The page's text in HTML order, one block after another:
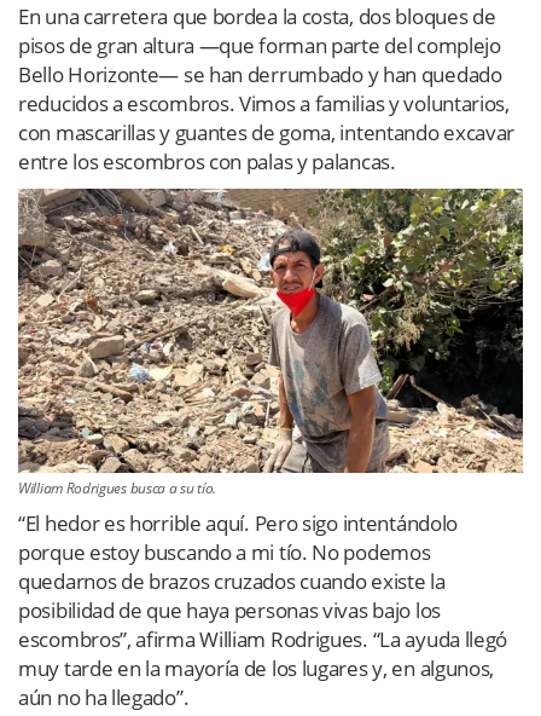
En una carretera que bordea la costa, dos bloques de
pisos de gran altura —que forman parte del complejo
Bello Horizonte— se han derrumbado y han quedado
reducidos a escombros. Vimos a familias y voluntarios,
con mascarillas y guantes de goma, intentando excavar
entre los escombros con palas y palancas.
William Rodrigues busca a su tío.
“El hedor es horrible aquí. Pero sigo intentándolo
porque estoy buscando a mi tío. No podemos
quedarnos de brazos cruzados cuando existe la
posibilidad de que haya personas vivas bajo los
escombros”, afirma William Rodrigues. “La ayuda llegó
muy tarde en la mayoría de los lugares y, en algunos,
aún no ha llegado”.